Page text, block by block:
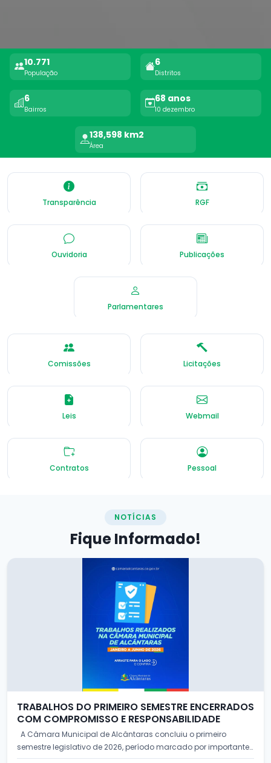
10.771
População
6
Distritos
6
Bairros
68 anos
10 dezembro
138,598 km2
Área
Transparência RGF
Ouvidoria Publicações
Parlamentares
Comissões Licitações
Leis Webmail
Contratos Pessoal
NOTÍCIAS
FiqueInformado!
TRABALHOS DO PRIMEIRO SEMESTRE ENCERRADOS
COM COMPROMISSO E RESPONSABILIDADE
semestre legislativo de 2026, período marcado por importantes
debate...